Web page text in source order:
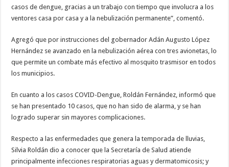
casos de dengue, gracias a un trabajo con tiempo que involucra a los
ventores casa por casa y a la nebulización permanente”, comentó.
Agregó que por instrucciones del gobernador Adán Augusto López
Hernández se avanzado en la nebulización aérea con tres avionetas, lo
que permite un combate más efectivo al mosquito trasmisor en todos
los municipios.
En cuanto a los casos COVID-Dengue, Roldán Fernández, informó que
se han presentado 10 casos, que no han sido de alarma, y se han
logrado superar sin mayores complicaciones.
Respecto a las enfermedades que genera la temporada de lluvias,
Silvia Roldán dio a conocer que la Secretaría de Salud atiende
principalmente infecciones respiratorias aguas y dermatomicosis; y